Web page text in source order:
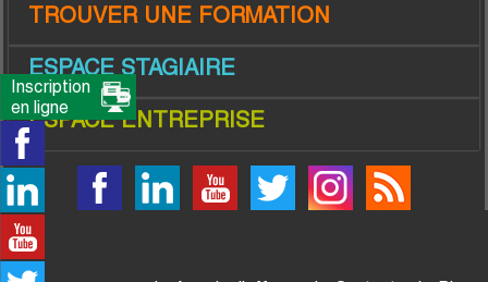
TROUVER UNE FORMATION
ESPACE STAGIAIRE
ESPACE ENTREPRISE
Inscription
en ligne